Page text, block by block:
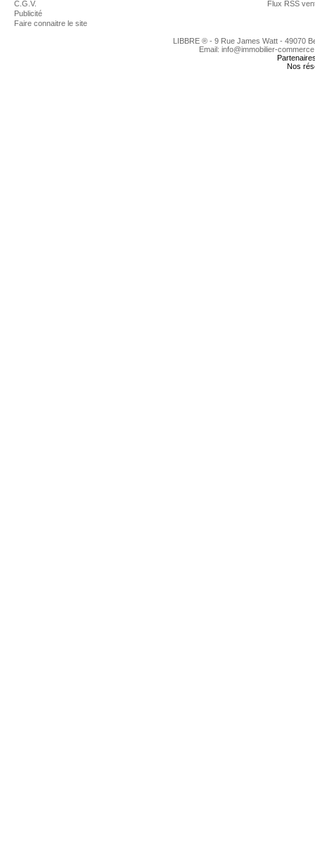
C.G.V.
Publicité
Faire connaitre le site
Flux RSS
LIBBRE ® - 9 Rue James Watt - 49070
Email: info@immobilier-
Nos